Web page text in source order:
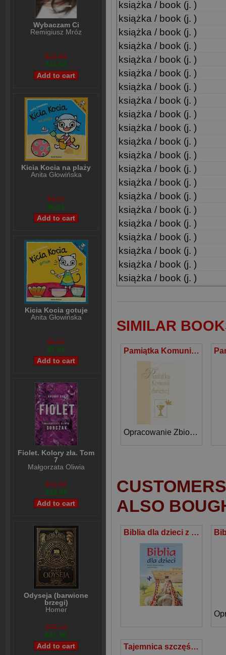
Wybaczam Ci
Remigiusz Mróz
$13,04
$11,03
Kicia Kocia na plaży
Anita Głowińska
$8,02
$6,01
Kicia Kocia gotuje
Anita Głowińska
$8,02
$7,01
Fiolet. Kolory zła. Tom
7
Małgorzata Oliwia
$31,66
$28,09
Odyseja (barwione
brzegi)
Homer
$40,10
$31,56
książka / book (j. )
książka / book (j. )
książka / book (j. )
książka / book (j. )
książka / book (j. )
książka / book (j. )
książka / book (j. )
książka / book (j. )
książka / book (j. )
książka / book (j. )
książka / book (j. )
książka / book (j. )
książka / book (j. )
książka / book (j. )
książka / book (j. )
książka / book (j. )
książka / book (j. )
książka / book (j. )
książka / book (j. )
książka / book (j. )
książka / book (j. )
SIMILAR
Pamiątka Komunii Świętej
Opracowanie Zbiorowe
ALSO
Biblia dla dzieci z ilustracjami Barbary Litwiniec
Tajemnica szczęścia Modlitwy objawione św. Brygidzie